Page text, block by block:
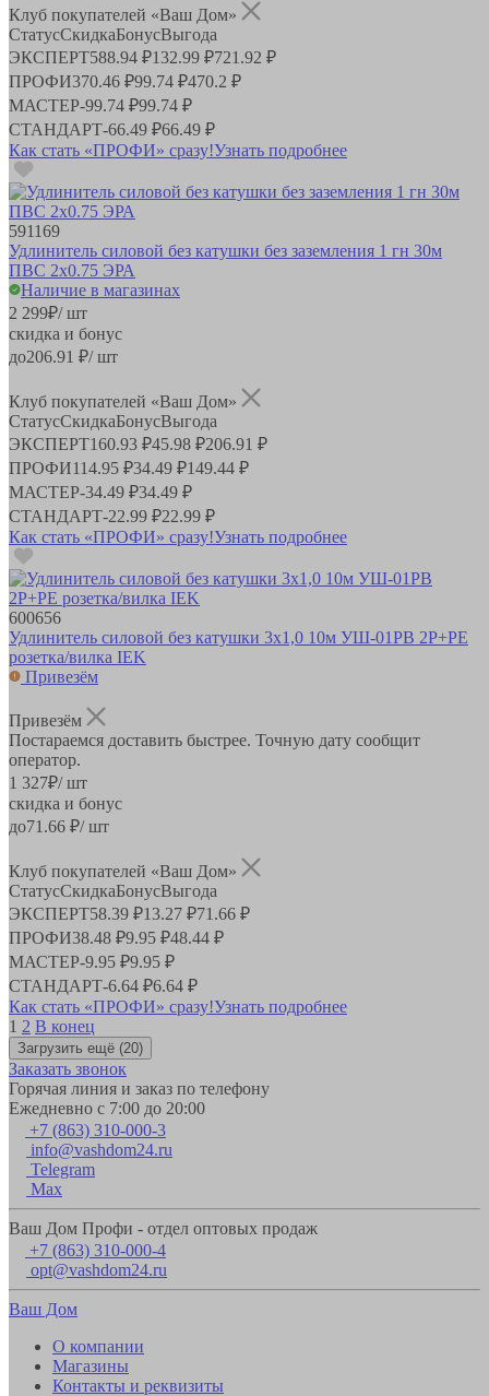
Клуб покупателей «Ваш Дом»
СтатусСкидкаБонусВыгода
ЭКСПЕРТ588.94 ₽132.99 ₽721.92 ₽
ПРОФИ370.46 ₽99.74 ₽470.2 ₽
МАСТЕР-99.74 ₽99.74 ₽
СТАНДАРТ-66.49 ₽66.49 ₽
Как стать «ПРОФИ» сразу!Узнать подробнее
591169
Удлинитель силовой без катушки без заземления 1 гн 30м
ПВС 2х0.75 ЭРА
Наличие в магазинах
2 299₽/ шт
скидка и бонус
до206.91 ₽/ шт
Клуб покупателей «Ваш Дом»
СтатусСкидкаБонусВыгода
ЭКСПЕРТ160.93 ₽45.98 ₽206.91 ₽
ПРОФИ114.95 ₽34.49 ₽149.44 ₽
МАСТЕР-34.49 ₽34.49 ₽
СТАНДАРТ-22.99 ₽22.99 ₽
Как стать «ПРОФИ» сразу!Узнать подробнее
600656
Удлинитель силовой без катушки 3x1,0 10м УШ-01РВ 2Р+PЕ
розетка/вилка IEK
Привезём
Привезём
Постараемся доставить быстрее. Точную дату сообщит
оператор.
1 327₽/ шт
скидка и бонус
до71.66 ₽/ шт
Клуб покупателей «Ваш Дом»
СтатусСкидкаБонусВыгода
ЭКСПЕРТ58.39 ₽13.27 ₽71.66 ₽
ПРОФИ38.48 ₽9.95 ₽48.44 ₽
МАСТЕР-9.95 ₽9.95 ₽
СТАНДАРТ-6.64 ₽6.64 ₽
Как стать «ПРОФИ» сразу!Узнать подробнее
1 2 В конец
Загрузить ещё (20)
Заказать звонок
Горячая линия и заказ по телефону
Ежедневно с 7:00 до 20:00
+7 (863) 310-000-3
info@vashdom24.ru
Telegram
Max
Ваш Дом Профи - отдел оптовых продаж
+7 (863) 310-000-4
opt@vashdom24.ru
Ваш Дом
О компании
Магазины
Контакты и реквизиты